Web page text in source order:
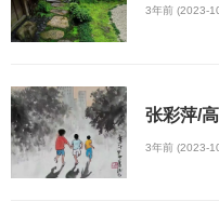
3年前 (2023-
张彩萍/
3年前 (2023-